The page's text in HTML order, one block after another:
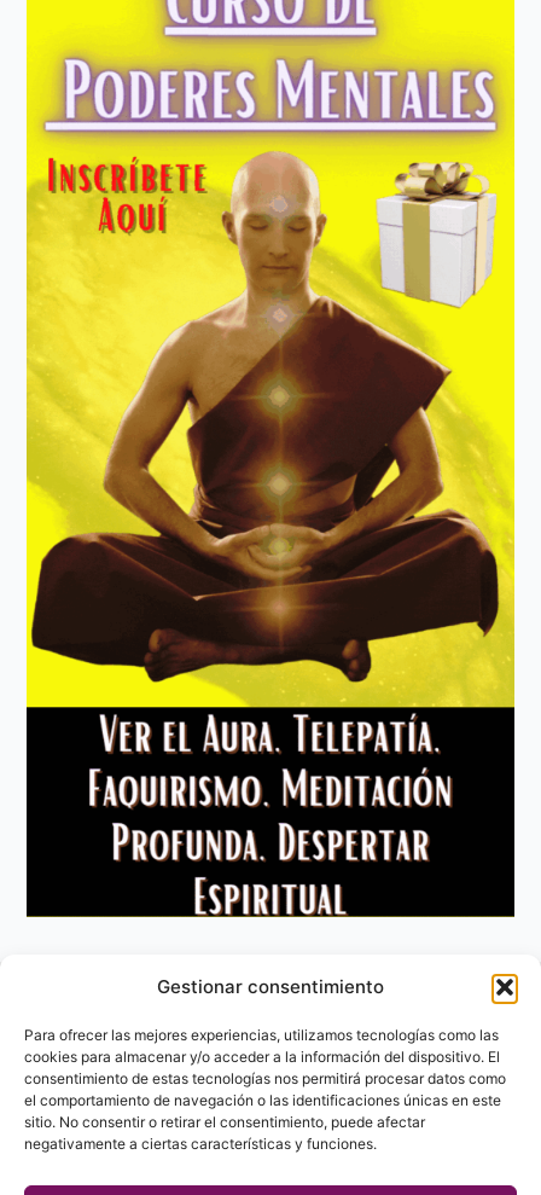
Gestionar consentimiento
Para ofrecer las mejores experiencias, utilizamos tecnologías como las
cookies para almacenar y/o acceder a la información del dispositivo. El
consentimiento de estas tecnologías nos permitirá procesar datos como
el comportamiento de navegación o las identificaciones únicas en este
sitio. No consentir o retirar el consentimiento, puede afectar
negativamente a ciertas características y funciones.
Aviso Legal
Política de privacidad
Política de Cookies
Contacto